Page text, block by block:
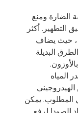
الضارة ومنع
التطهير. أكثر
، حيث يضاف
البديلة
المياه
المطلوب. يمكن